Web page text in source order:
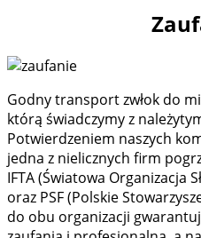
Godny transport zwłok do
którą świadczymy z
Potwierdzeniem naszych
jedna z nielicznych firm
IFTA (Światowa Organizacja
oraz PSF (Polskie
do obu organizacji